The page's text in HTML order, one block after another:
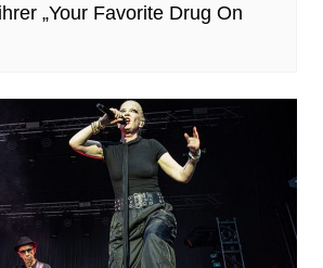
„Your Favorite Drug On